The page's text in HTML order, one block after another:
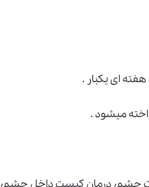
ای یکبار .
میشود .